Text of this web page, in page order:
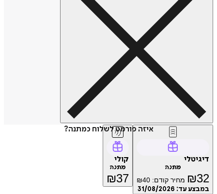
איזה פורמט לשלוח כמתנה?
דיגיטלי
מתנה
₪32 מחיר קודם: ₪40
במבצע עד: 31/08/2026
קולי
מתנה
₪37